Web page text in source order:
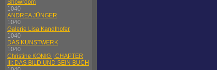
Showroom
1040
ANDREA JÜNGER
1040
Galerie Lisa Kandlhofer
1040
DAS KUNSTWERK
1040
Christine KÖNIG | CHAPTER
III: DAS BILD UND SEIN BUCH